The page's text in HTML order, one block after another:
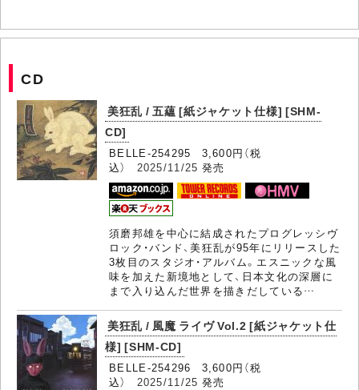
CD
美狂乱 / 五蘊 [紙ジャケット仕様] [SHM-
CD]
BELLE-254295 3,600円（税
込） 2025/11/25 発売
須磨邦雄を中心に結成されたプログレッシヴ
ロック・バンド、美狂乱が95年にリリースした
3枚目のスタジオ・アルバム。エスニックな風
味を加えた新境地として、日本文化の深層に
まで入り込んだ世界を描きだしている…
美狂乱 / 風魔 ライヴ Vol.2 [紙ジャケット仕
様] [SHM-CD]
BELLE-254296 3,600円（税
込） 2025/11/25 発売